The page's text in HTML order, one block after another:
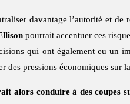
davantage l’autorité et
pourrait accentuer ces
qui ont également eu un
des pressions économiques sur
alors conduire à des coupes